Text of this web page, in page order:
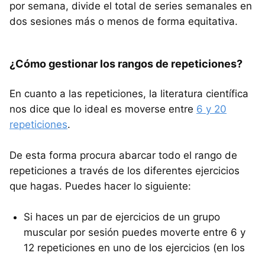
por semana, divide el total de series semanales en
dos sesiones más o menos de forma equitativa.
¿Cómo gestionar los rangos de repeticiones?
En cuanto a las repeticiones, la literatura científica
nos dice que lo ideal es moverse entre 6 y 20
repeticiones.
De esta forma procura abarcar todo el rango de
repeticiones a través de los diferentes ejercicios
que hagas. Puedes hacer lo siguiente:
Si haces un par de ejercicios de un grupo
muscular por sesión puedes moverte entre 6 y
12 repeticiones en uno de los ejercicios (en los